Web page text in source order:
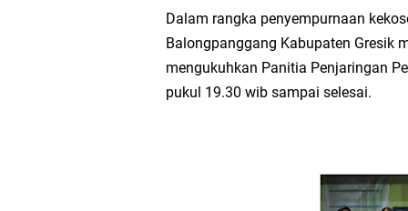
Tumpeng Nasi
FOZ Jatim, BAZNAS,
Bupati Gresik Gus
Dalam rangka penyempurnaan
Balongpanggang Kabupaten Gresik
mengukuhkan Panitia Penjaringan
pukul 19.30 wib sampai selesai.